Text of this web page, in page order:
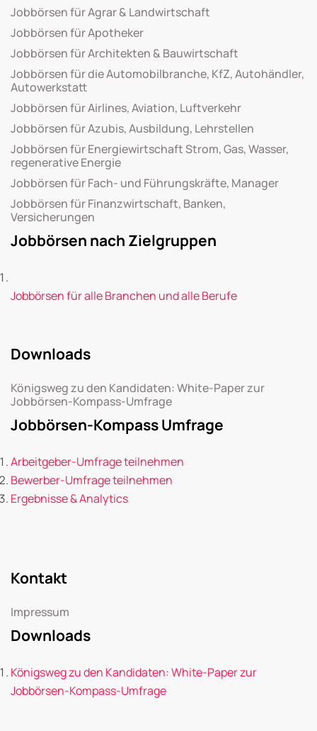
Jobbörsen für Agrar & Landwirtschaft
Jobbörsen für Apotheker
Jobbörsen für Architekten & Bauwirtschaft
Jobbörsen für die Automobilbranche, KfZ, Autohändler,
Autowerkstatt
Jobbörsen für Airlines, Aviation, Luftverkehr
Jobbörsen für Azubis, Ausbildung, Lehrstellen
Jobbörsen für Energiewirtschaft Strom, Gas, Wasser,
regenerative Energie
Jobbörsen für Fach- und Führungskräfte, Manager
Jobbörsen für Finanzwirtschaft, Banken,
Versicherungen
Jobbörsen nach Zielgruppen
Jobbörsen für alle Branchen und alle Berufe
Downloads
Königsweg zu den Kandidaten: White-Paper zur
Jobbörsen-Kompass-Umfrage
Jobbörsen-Kompass Umfrage
Arbeitgeber-Umfrage teilnehmen
Bewerber-Umfrage teilnehmen
Ergebnisse & Analytics
Kontakt
Impressum
Downloads
Königsweg zu den Kandidaten: White-Paper zur
Jobbörsen-Kompass-Umfrage